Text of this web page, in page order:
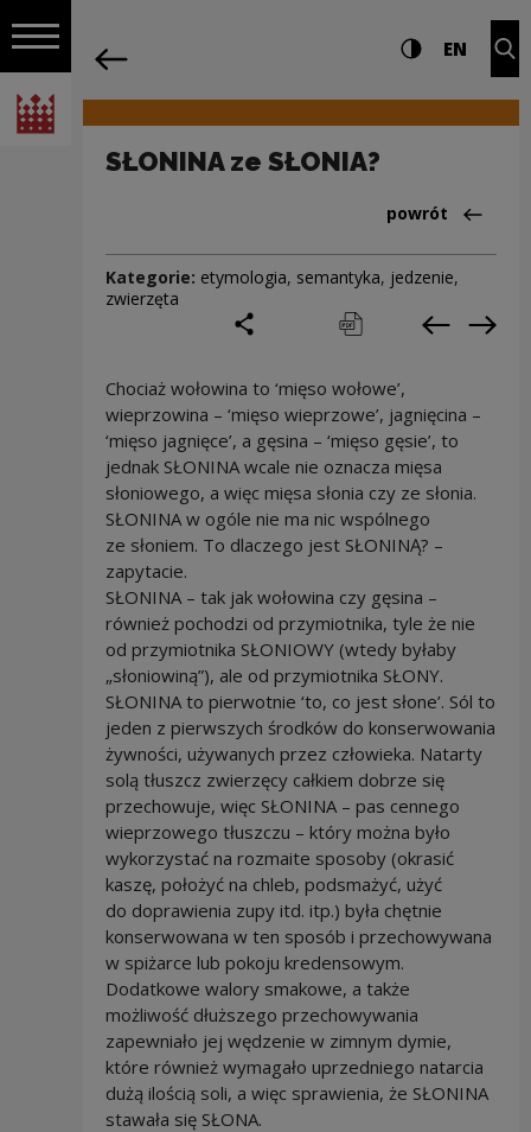
Włącz nawigację
Narodowe Centrum Kultury
Nawigacja Ustawienia i Wysoki
EN
SŁONINA ze SŁONIA?
Powrót
powrót
Kategorie: etymologia, semantyka, jedzenie,
zwierzęta
podziel się
drukuj pobierz
Chociaż wołowina to ‘mięso wołowe’,
wieprzowina – ‘mięso wieprzowe’, jagnięcina –
‘mięso jagnięce’, a gęsina – ‘mięso gęsie’, to
jednak SŁONINA wcale nie oznacza mięsa
słoniowego, a więc mięsa słonia czy ze słonia.
SŁONINA w ogóle nie ma nic wspólnego
ze słoniem. To dlaczego jest SŁONINĄ? –
zapytacie.
SŁONINA – tak jak wołowina czy gęsina –
również pochodzi od przymiotnika, tyle że nie
od przymiotnika SŁONIOWY (wtedy byłaby
„słoniowiną”), ale od przymiotnika SŁONY.
SŁONINA to pierwotnie ‘to, co jest słone’. Sól to
jeden z pierwszych środków do konserwowania
żywności, używanych przez człowieka. Natarty
solą tłuszcz zwierzęcy całkiem dobrze się
przechowuje, więc SŁONINA – pas cennego
wieprzowego tłuszczu – który można było
wykorzystać na rozmaite sposoby (okrasić
kaszę, położyć na chleb, podsmażyć, użyć
do doprawienia zupy itd. itp.) była chętnie
konserwowana w ten sposób i przechowywana
w spiżarce lub pokoju kredensowym.
Dodatkowe walory smakowe, a także
możliwość dłuższego przechowywania
zapewniało jej wędzenie w zimnym dymie,
które również wymagało uprzedniego natarcia
dużą ilością soli, a więc sprawienia, że SŁONINA
stawała się SŁONA.